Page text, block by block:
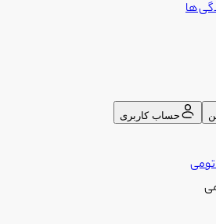
ها
حساب کاربری